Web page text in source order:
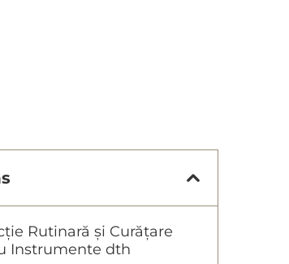
Rutinară și Curățare
Instrumente dth